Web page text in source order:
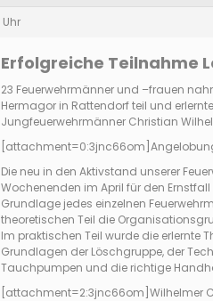
Uhr
Erfolgreiche Teilnahme
23 Feuerwehrmänner und –frauen
Hermagor in Rattendorf teil und
Jungfeuerwehrmänner Christian
[attachment=0:3jnc66om]
Die neu in den Aktivstand unserer
Wochenenden im April für den
Grundlage jedes einzelnen
theoretischen Teil die
Im praktischen Teil wurde die erlernte
Grundlagen der Löschgruppe, der
Tauchpumpen und die richtige
[attachment=2:3jnc66om] Wilhelmer